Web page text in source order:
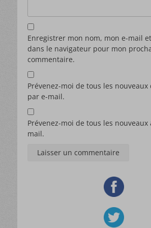
Enregistrer mon nom, mon e-mail
dans le navigateur pour mon
commentaire.
Prévenez-moi de tous les
par e-mail.
Prévenez-moi de tous les
mail.